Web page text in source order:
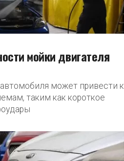
мойки двигателя
может привести к
таким как короткое